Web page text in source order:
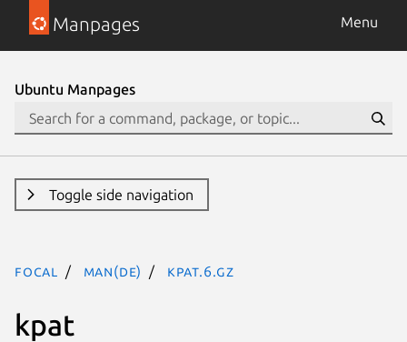
Manpages Menu
Ubuntu Manpages
Toggle side navigation
focal man(de) kpat.6.gz
kpat